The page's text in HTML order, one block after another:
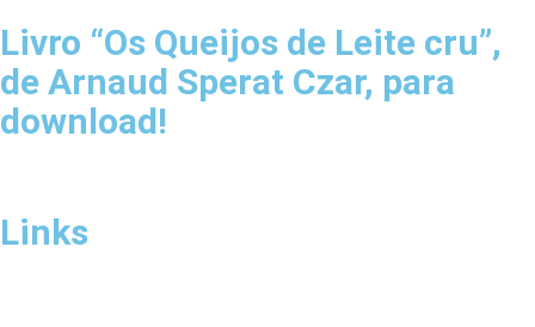
Livro “Os Queijos de Leite cru”,
de Arnaud Sperat Czar, para
download!
Links